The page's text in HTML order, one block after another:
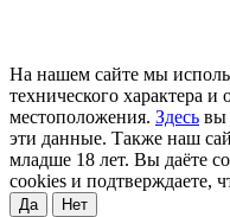
На нашем сайте мы
технического характера
местоположения. Здесь вы
эти данные. Также наш
младше 18 лет. Вы даёте
cookies и подтверждаете,
Да Нет